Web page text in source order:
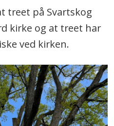
treet på Svartskog
kirke og at treet har
ved kirken.